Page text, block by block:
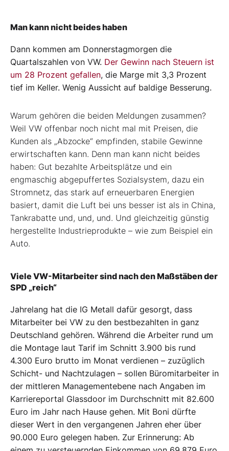
Man kann nicht beides haben
Dann kommen am Donnerstagmorgen die
Quartalszahlen von VW. Der Gewinn nach Steuern ist
um 28 Prozent gefallen, die Marge mit 3,3 Prozent
tief im Keller. Wenig Aussicht auf baldige Besserung.
Warum gehören die beiden Meldungen zusammen?
Weil VW offenbar noch nicht mal mit Preisen, die
Kunden als „Abzocke“ empfinden, stabile Gewinne
erwirtschaften kann. Denn man kann nicht beides
haben: Gut bezahlte Arbeitsplätze und ein
engmaschig abgepuffertes Sozialsystem, dazu ein
Stromnetz, das stark auf erneuerbaren Energien
basiert, damit die Luft bei uns besser ist als in China,
Tankrabatte und, und, und. Und gleichzeitig günstig
hergestellte Industrieprodukte – wie zum Beispiel ein
Auto.
Viele VW-Mitarbeiter sind nach den Maßstäben der
SPD „reich“
Jahrelang hat die IG Metall dafür gesorgt, dass
Mitarbeiter bei VW zu den bestbezahlten in ganz
Deutschland gehören. Während die Arbeiter rund um
die Montage laut Tarif im Schnitt 3.900 bis rund
4.300 Euro brutto im Monat verdienen – zuzüglich
Schicht- und Nachtzulagen – sollen Büromitarbeiter in
der mittleren Managementebene nach Angaben im
Karriereportal Glassdoor im Durchschnitt mit 82.600
Euro im Jahr nach Hause gehen. Mit Boni dürfte
dieser Wert in den vergangenen Jahren eher über
90.000 Euro gelegen haben. Zur Erinnerung: Ab